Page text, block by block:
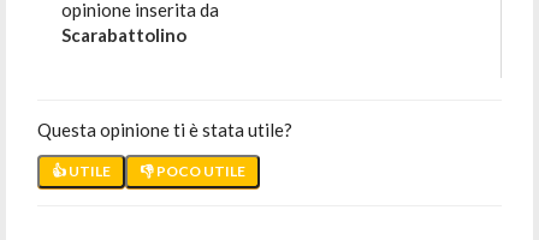
opinione inserita da
Scarabattolino
Questa opinione ti è stata utile?
👍 UTILE 👎 POCO UTILE